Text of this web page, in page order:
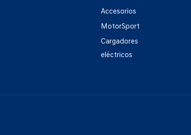
Accesorios
MotorSport
Cargadores
eléctricos